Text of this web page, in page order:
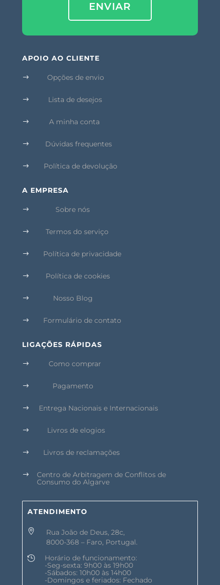
ENVIAR
APOIO AO CLIENTE
$ Opções de envio
$ Lista de desejos
$ A minha conta
$ Dúvidas frequentes
$ Política de devolução
A EMPRESA
$ Sobre nós
$ Termos do serviço
$ Política de privacidade
$ Política de cookies
$ Nosso Blog
$ Formulário de contato
LIGAÇÕES RÁPIDAS
$ Como comprar
$ Pagamento
$ Entrega Nacionais e Internacionais
$ Livros de elogios
$ Livros de reclamações
$
Centro de Arbitragem de Conflitos de
Consumo do Algarve
ATENDIMENTO

Rua João de Deus, 28c,
8000-368 – Faro, Portugal.

Horário de funcionamento:
-Seg-sexta: 9h00 às 19h00
-Sábados: 10h00 às 14h00
-Domingos e feriados: Fechado